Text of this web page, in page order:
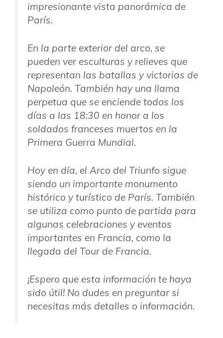
impresionante vista panorámica de
París.
En la parte exterior del arco, se
pueden ver esculturas y relieves que
representan las batallas y victorias de
Napoleón. También hay una llama
perpetua que se enciende todos los
días a las 18:30 en honor a los
soldados franceses muertos en la
Primera Guerra Mundial.
Hoy en día, el Arco del Triunfo sigue
siendo un importante monumento
histórico y turístico de París. También
se utiliza como punto de partida para
algunas celebraciones y eventos
importantes en Francia, como la
llegada del Tour de Francia.
¡Espero que esta información te haya
sido útil! No dudes en preguntar si
necesitas más detalles o información.